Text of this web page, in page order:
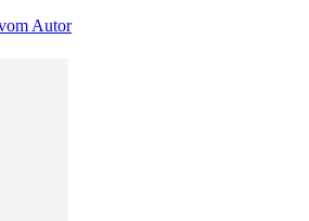
Autor